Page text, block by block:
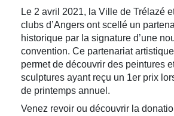
Le 2 avril 2021, la Ville de Trélazé
clubs d’Angers ont scellé un
historique par la signature d’une
convention. Ce partenariat
permet de découvrir des peintures
sculptures ayant reçu un 1er prix
de printemps annuel.
Venez revoir ou découvrir la